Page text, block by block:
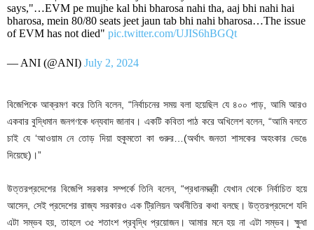
says,"…EVM pe mujhe kal bhi bharosa nahi tha, aaj bhi nahi hai
bharosa, mein 80/80 seats jeet jaun tab bhi nahi bharosa…The issue
of EVM has not died" pic.twitter.com/UJIS6hBGQt
— ANI (@ANI) July 2, 2024
বিজেপিকে আক্রমণ করে তিনি বলেন, “নির্বাচনের সময় বলা হয়েছিল যে ৪০০ পাড়, আমি আরও
একবার বুদ্ধিমান জনগণকে ধন্যবাদ জানাব। একটি কবিতা পাঠ করে অখিলেশ বলেন, “আমি বলতে
চাই যে ‘আওয়াম নে তোড় দিয়া হুকুমতো কা গুরুর…(অর্থাৎ জনতা শাসকের অহংকার ভেঙে
দিয়েছে)।”
উত্তরপ্রদেশের বিজেপি সরকার সম্পর্কে তিনি বলেন, “প্রধানমন্ত্রী যেখান থেকে নির্বাচিত হয়ে
আসেন, সেই প্রদেশের রাজ্য সরকারও এক ট্রিলিয়ন অর্থনীতির কথা বলছে। উত্তরপ্রদেশে যদি
এটা সম্ভব হয়, তাহলে ৩৫ শতাংশ প্রবৃদ্ধি প্রয়োজন। আমার মনে হয় না এটা সম্ভব। ক্ষুধা